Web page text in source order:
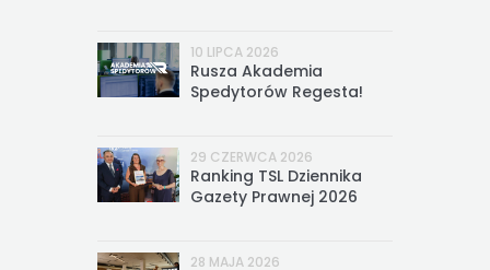
10 LIPCA 2026
Rusza Akademia
Spedytorów Regesta!
29 CZERWCA 2026
Ranking TSL Dziennika
Gazety Prawnej 2026
28 MAJA 2026